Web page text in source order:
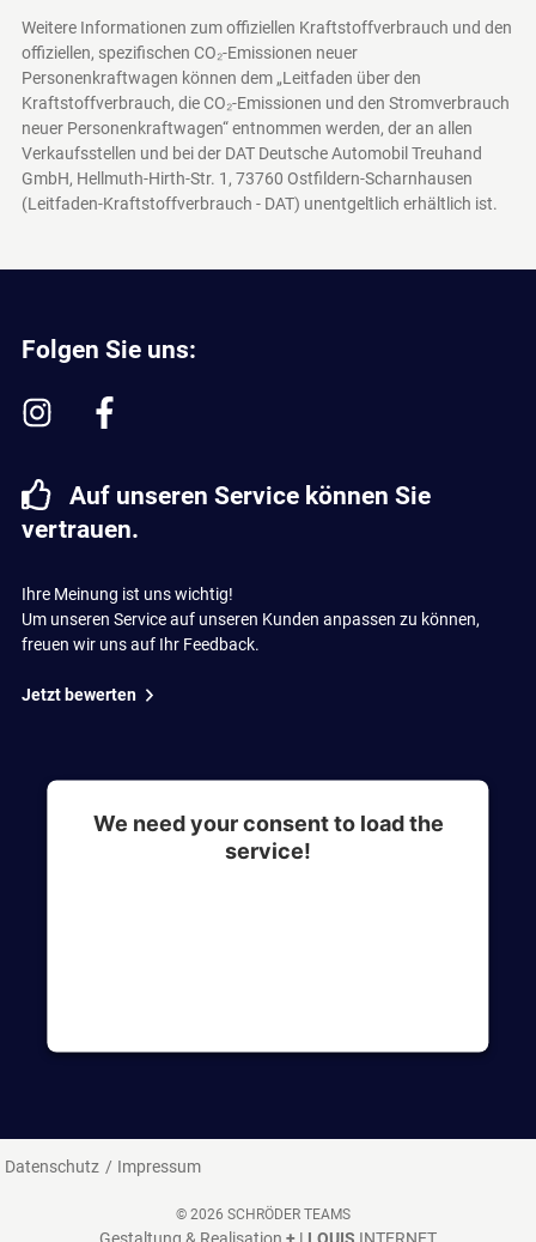
Weitere Informationen zum offiziellen Kraftstoffverbrauch und den
offiziellen, spezifischen CO₂-Emissionen neuer
Personenkraftwagen können dem „Leitfaden über den
Kraftstoffverbrauch, die CO₂-Emissionen und den Stromverbrauch
neuer Personenkraftwagen“ entnommen werden, der an allen
Verkaufsstellen und bei der DAT Deutsche Automobil Treuhand
GmbH, Hellmuth-Hirth-Str. 1, 73760 Ostfildern-Scharnhausen
(Leitfaden-Kraftstoffverbrauch - DAT) unentgeltlich erhältlich ist.
Folgen Sie uns:
Auf unseren Service können Sie
vertrauen.
Ihre Meinung ist uns wichtig!
Um unseren Service auf unseren Kunden anpassen zu können,
freuen wir uns auf Ihr Feedback.
Jetzt bewerten
We need your consent to load the
service!
Datenschutz Impressum
© 2026 SCHRÖDER TEAMS